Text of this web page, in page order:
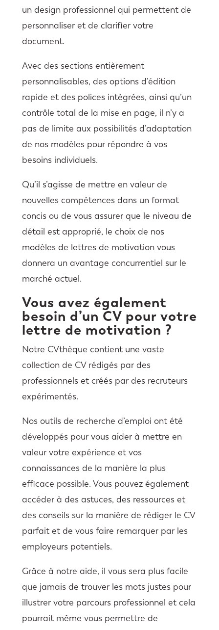
un design professionnel qui permettent de
personnaliser et de clarifier votre
document.
Avec des sections entièrement
personnalisables, des options d’édition
rapide et des polices intégrées, ainsi qu’un
contrôle total de la mise en page, il n’y a
pas de limite aux possibilités d’adaptation
de nos modèles pour répondre à vos
besoins individuels.
Qu’il s’agisse de mettre en valeur de
nouvelles compétences dans un format
concis ou de vous assurer que le niveau de
détail est approprié, le choix de nos
modèles de lettres de motivation vous
donnera un avantage concurrentiel sur le
marché actuel.
Vous avez également
besoin d’un CV pour votre
lettre de motivation ?
Notre CVthèque contient une vaste
collection de CV rédigés par des
professionnels et créés par des recruteurs
expérimentés.
Nos outils de recherche d’emploi ont été
développés pour vous aider à mettre en
valeur votre expérience et vos
connaissances de la manière la plus
efficace possible. Vous pouvez également
accéder à des astuces, des ressources et
des conseils sur la manière de rédiger le CV
parfait et de vous faire remarquer par les
employeurs potentiels.
Grâce à notre aide, il vous sera plus facile
que jamais de trouver les mots justes pour
illustrer votre parcours professionnel et cela
pourrait même vous permettre de